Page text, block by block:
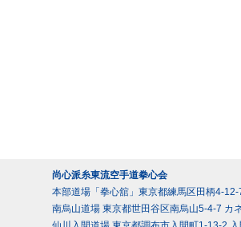
尚心派糸東流空手道拳心会
本部道場「拳心舘」東京都練馬区田柄4-
南烏山道場 東京都世田谷区南烏山5-4-7 カ